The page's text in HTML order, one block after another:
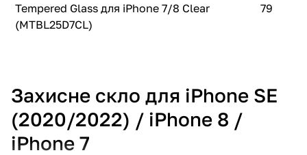
Tempered Glass для iPhone 7/8 Clear
(MTBL25D7CL)
79
Захисне скло для iPhone SE
(2020/2022) / iPhone 8 /
iPhone 7